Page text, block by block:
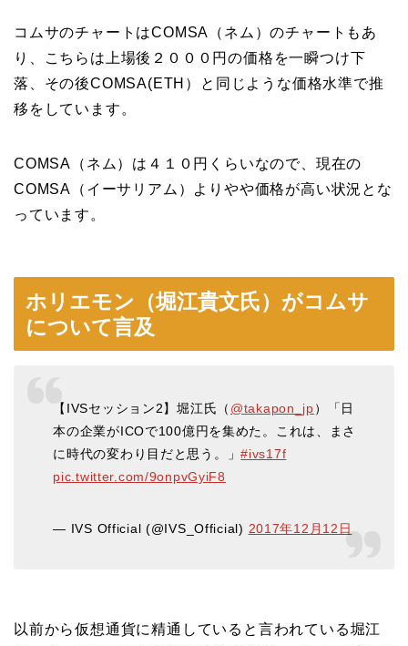
コムサのチャートはCOMSA（ネム）のチャートもあ
り、こちらは上場後２０００円の価格を一瞬つけ下
落、その後COMSA(ETH）と同じような価格水準で推
移をしています。
COMSA（ネム）は４１０円くらいなので、現在の
COMSA（イーサリアム）よりやや価格が高い状況とな
っています。
ホリエモン（堀江貴文氏）がコムサ
について言及
【IVSセッション2】堀江氏（ @takapon_jp）「日
本の企業がICOで100億円を集めた。これは、まさ
に時代の変わり目だと思う。」#ivs17f
pic.twitter.com/9onpvGyiF8
— IVS Official (@IVS_Official) 2017年12月12日
以前から仮想通貨に精通していると言われている堀江